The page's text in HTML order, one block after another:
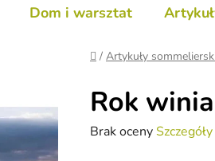
Dom i warsztat
Home
/ Artykuły
Rok
Średnia
Brak oceny